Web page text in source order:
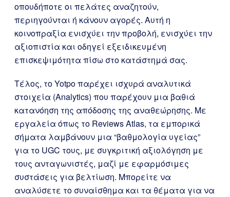
οπουδήποτε οι πελάτες αναζητούν,
περιηγούνται ή κάνουν αγορές. Αυτή η
κοινοπραξία ενισχύει την προβολή, ενισχύει την
αξιοπιστία και οδηγεί εξειδικευμένη
επισκεψιμότητα πίσω στο κατάστημά σας.
Τέλος, το Yotpo παρέχει ισχυρά αναλυτικά
στοιχεία (Analytics) που παρέχουν μια βαθιά
κατανόηση της απόδοσης της αναθεώρησης. Με
εργαλεία όπως το Reviews Atlas, τα εμπορικά
σήματα λαμβάνουν μια “βαθμολογία υγείας”
για το UGC τους, με συγκριτική αξιολόγηση με
τους ανταγωνιστές, μαζί με εφαρμόσιμες
συστάσεις για βελτίωση. Μπορείτε να
αναλύσετε το συναίσθημα και τα θέματα για να